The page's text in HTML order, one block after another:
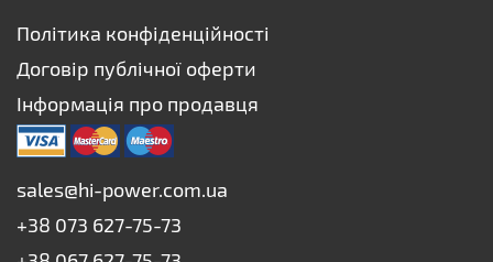
Політика конфіденційності
Договір публічної оферти
Інформація про продавця
sales@hi-power.com.ua
+38 073 627-75-73